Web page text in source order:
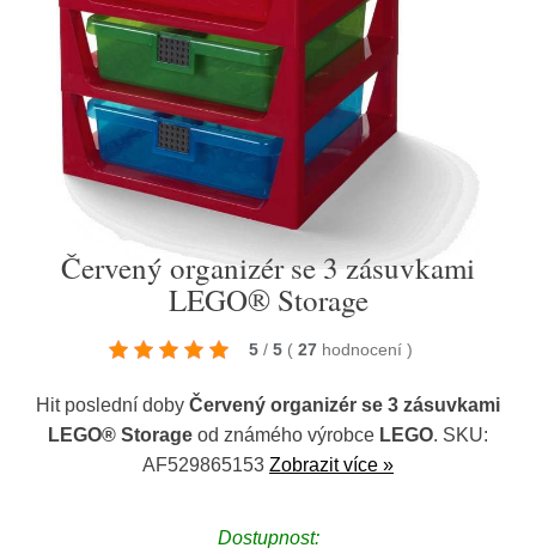
Červený organizér se 3 zásuvkami
LEGO® Storage
5 / 5 ( 27 hodnocení )
Hit poslední doby Červený organizér se 3 zásuvkami
LEGO® Storage od známého výrobce LEGO. SKU:
AF529865153 Zobrazit více »
Dostupnost: